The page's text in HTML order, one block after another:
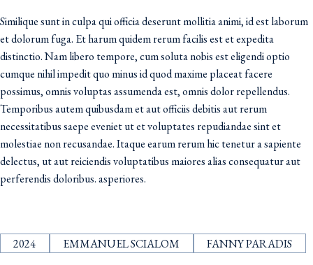
Similique sunt in culpa qui officia deserunt mollitia animi, id est laborum
et dolorum fuga. Et harum quidem rerum facilis est et expedita
distinctio. Nam libero tempore, cum soluta nobis est eligendi optio
cumque nihil impedit quo minus id quod maxime placeat facere
possimus, omnis voluptas assumenda est, omnis dolor repellendus.
Temporibus autem quibusdam et aut officiis debitis aut rerum
necessitatibus saepe eveniet ut et voluptates repudiandae sint et
molestiae non recusandae. Itaque earum rerum hic tenetur a sapiente
delectus, ut aut reiciendis voluptatibus maiores alias consequatur aut
perferendis doloribus. asperiores.
2024 EMMANUEL SCIALOM FANNY PARADIS